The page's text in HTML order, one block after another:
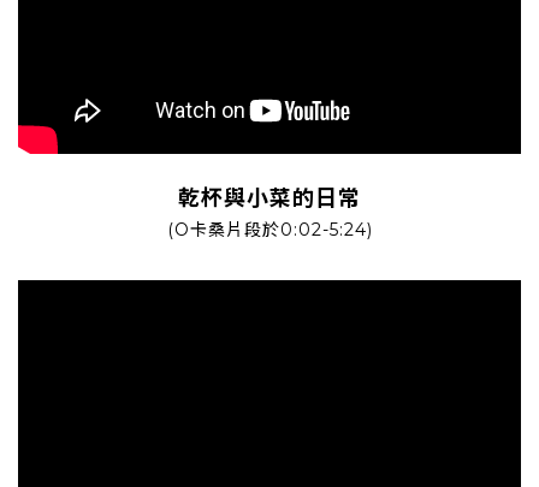
乾杯與小菜的日常
(O卡桑片段於0:02-5:24)